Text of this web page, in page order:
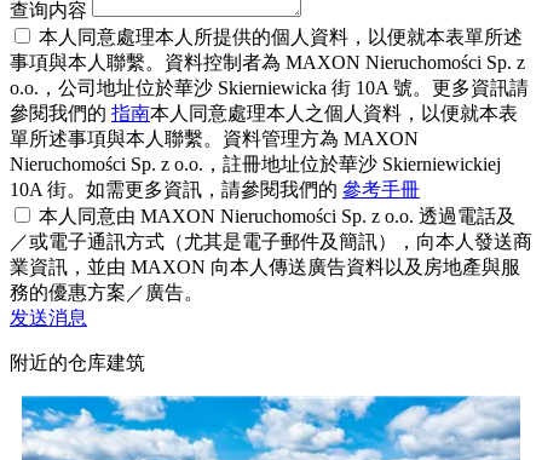
查询内容
本人同意處理本人所提供的個人資料，以便就本表單所述
事項與本人聯繫。資料控制者為 MAXON Nieruchomości Sp. z
o.o.，公司地址位於華沙 Skierniewicka 街 10A 號。更多資訊請
參閱我們的 指南本人同意處理本人之個人資料，以便就本表
單所述事項與本人聯繫。資料管理方為 MAXON
Nieruchomości Sp. z o.o.，註冊地址位於華沙 Skierniewickiej
10A 街。如需更多資訊，請參閱我們的 參考手冊
本人同意由 MAXON Nieruchomości Sp. z o.o. 透過電話及
／或電子通訊方式（尤其是電子郵件及簡訊），向本人發送商
業資訊，並由 MAXON 向本人傳送廣告資料以及房地產與服
務的優惠方案／廣告。
发送消息
附近的仓库建筑